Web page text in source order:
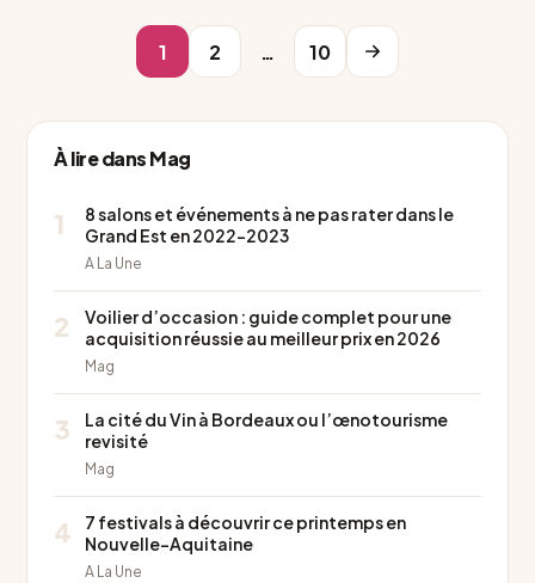
1 2 … 10
À lire dans Mag
1
8 salons et événements à ne pas rater dans le
Grand Est en 2022-2023
A La Une
2
Voilier d’occasion : guide complet pour une
acquisition réussie au meilleur prix en 2026
Mag
3
La cité du Vin à Bordeaux ou l’œnotourisme
revisité
Mag
4
7 festivals à découvrir ce printemps en
Nouvelle-Aquitaine
A La Une